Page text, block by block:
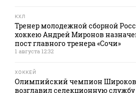
КХЛ
Тренер молодежной сборной
хоккею Андрей Миронов
пост главного тренера «Сочи»
1 августа 12:32
ХОККЕЙ
Олимпийский чемпион Широков
возглавил селекционную службу